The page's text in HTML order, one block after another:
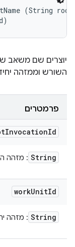
(String
יוצרים שם משאב
השורש וממזהה
פרמטרים
InvocationId
String : מזהה
workUnitId
String : מזהה